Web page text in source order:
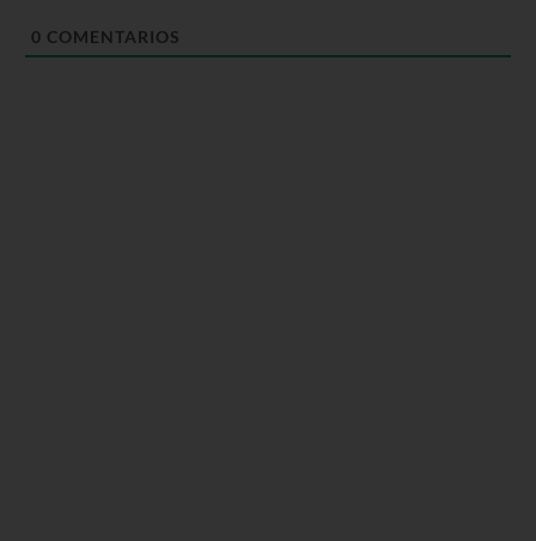
0 COMENTARIOS